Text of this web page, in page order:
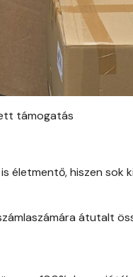
támogatás
életmentő, hiszen sok
átutalt